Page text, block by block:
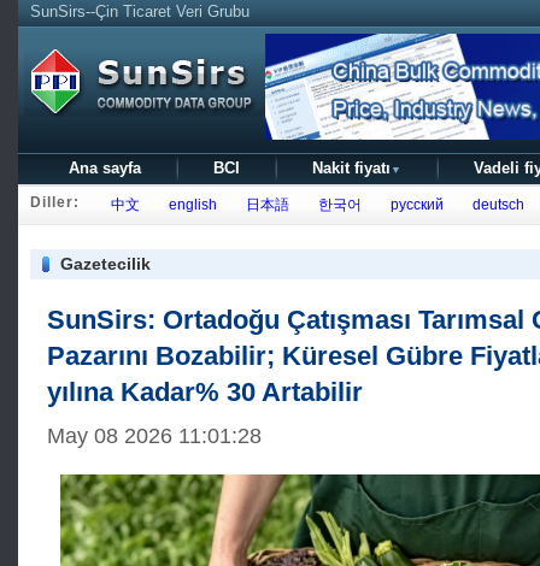
SunSirs--Çin Ticaret Veri Grubu
Ana sayfa BCI Nakit fiyatı ▼ Vadeli
Diller: 中文 english 日本語 한국어 русский deutsch
Gazetecilik
SunSirs: Ortadoğu Çatışması Tarımsal
Pazarını Bozabilir; Küresel Gübre
yılına Kadar% 30 Artabilir
May 08 2026 11:01:28